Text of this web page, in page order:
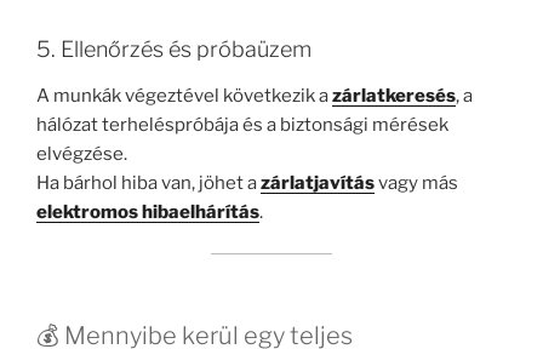
5. Ellenőrzés és próbaüzem
A munkák végeztével következik azárlatkeresés, a
hálózat terheléspróbája és a biztonsági mérések
elvégzése.
Ha bárhol hiba van, jöhet azárlatjavításvagy más
elektromos hibaelhárítás.
💰 Mennyibe kerül egy teljes